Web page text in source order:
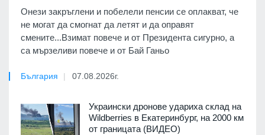
Онези закръглени и побелели пенсии се оплакват, че
не могат да смогнат да летят и да оправят
смените...Взимат повече и от Президента сигурно, а
са мързеливи повече и от Бай Ганьо
България 07.08.2026г.
Украински дронове удариха склад на
Wildberries в Екатеринбург, на 2000 км
от границата (ВИДЕО)